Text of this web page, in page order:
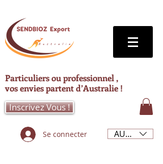
Particuliers ou professionnel ,
vos envies partent d’Australie !
Inscrivez Vous !
Se connecter AUD (AU$)